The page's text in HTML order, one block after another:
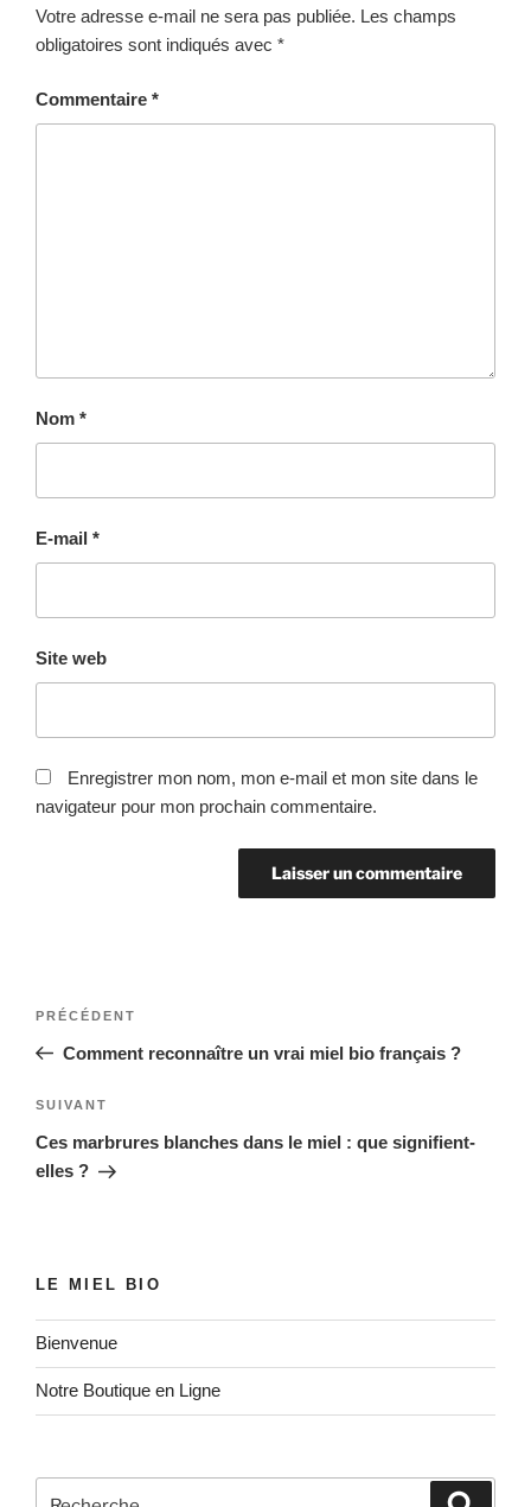
Votre adresse e-mail ne sera pas publiée. Les champs
obligatoires sont indiqués avec *
Commentaire *
Nom *
E-mail *
Site web
Enregistrer mon nom, mon e-mail et mon site dans le
navigateur pour mon prochain commentaire.
Navigation
l’article
Article
précédent
PRÉCÉDENT
Comment reconnaître un vrai miel bio français ?
Article
suivant
SUIVANT
Ces marbrures blanches dans le miel : que signifient-
elles ?
LE MIEL BIO
Bienvenue
Notre Boutique en Ligne